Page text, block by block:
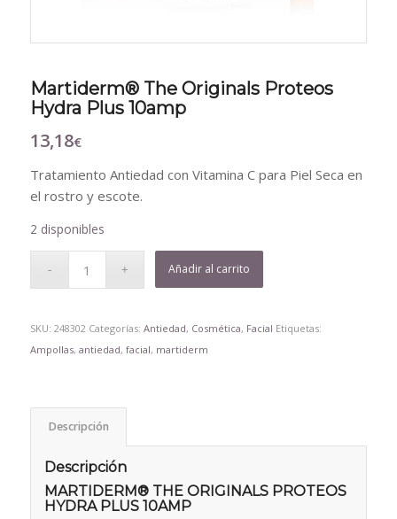
Martiderm® The Originals Proteos
Hydra Plus 10amp
13,18€
Tratamiento Antiedad con Vitamina C para Piel Seca en
el rostro y escote.
2 disponibles
Añadir al carrito
SKU: 248302 Categorías: Antiedad, Cosmética, Facial Etiquetas:
Ampollas, antiedad, facial, martiderm
Descripción
Descripción
MARTIDERM® THE ORIGINALS PROTEOS
HYDRA PLUS 10AMP